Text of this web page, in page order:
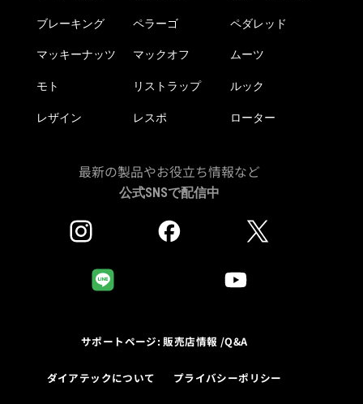
ブレーキング ペラーゴ ペダレッド
マッキーナッツ マックオフ ムーツ
モト リストラップ ルック
レザイン レスポ ローター
最新の製品やお役立ち情報など
公式SNSで配信中
サポートページ: 販売店情報 /Q&A
ダイアテックについて プライバシーポリシー